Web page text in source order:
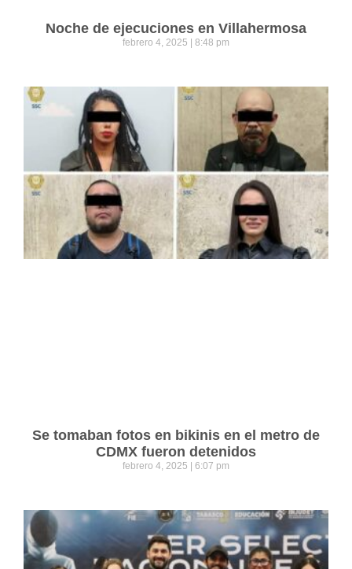
Noche de ejecuciones en Villahermosa
febrero 4, 2025 8:48 pm
Se tomaban fotos en bikinis en el metro de
CDMX fueron detenidos
febrero 4, 2025 6:07 pm